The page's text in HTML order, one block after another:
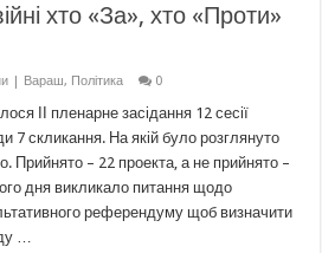
хто «За», хто «Проти»
| Вараш, Політика 0
ІІ пленарне засідання 12 сесії
7 скликання. На якій було розглянуто
Прийнято – 22 проекта, а не прийнято –
дня викликало питання щодо
референдуму щоб визначити
…